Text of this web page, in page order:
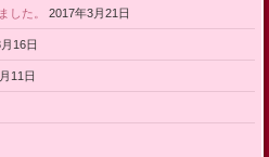
した。 2017年3月21日
16日
11日